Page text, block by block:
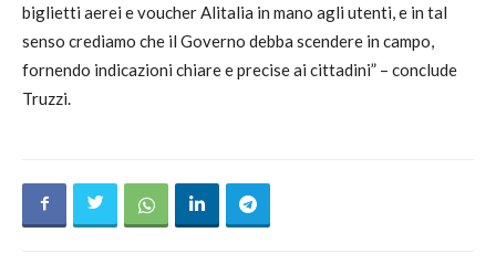
biglietti aerei e voucher Alitalia in mano agli utenti, e in tal
senso crediamo che il Governo debba scendere in campo,
fornendo indicazioni chiare e precise ai cittadini” – conclude
Truzzi.